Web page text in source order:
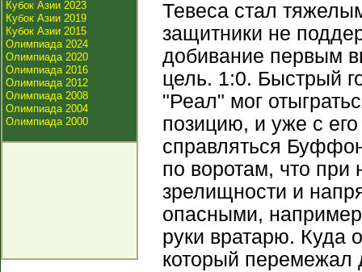
Кубок Азии 2023
Кубок Азии 2019
Кубок Азии 2015
Олимпиада 2024
Олимпиада 2020
Олимпиада 2016
Олимпиада 2012
Олимпиада 2008
Олимпиада 2004
Олимпиада 2000
Тевеса стал
защитники не
добивание первым
цель. 1:0. Быстрый
"Реал" мог
позицию, и уже с
справляться
по воротам, что при
зрелищности и
опасными,
руки вратарю. Куда
который перемежал